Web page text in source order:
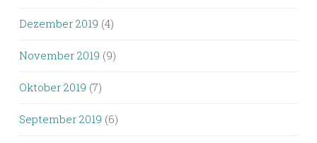
Dezember 2019 (4)
November 2019 (9)
Oktober 2019 (7)
September 2019 (6)